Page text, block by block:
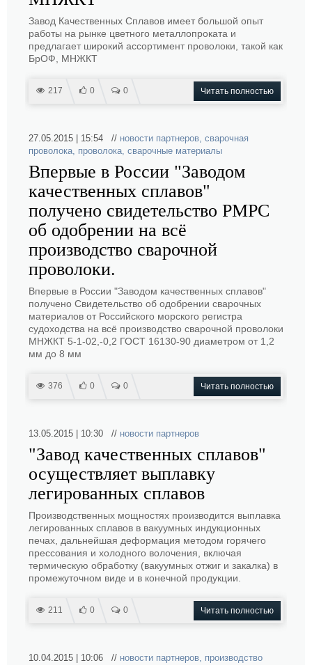
Завод Качественных Сплавов имеет большой опыт
работы на рынке цветного металлопроката и
предлагает широкий ассортимент проволоки, такой как
БрОФ, МНЖКТ
217 0 0 Читать полностью
27.05.2015 | 15:54 // новости партнеров, сварочная
проволока, проволока, сварочные материалы
Впервые в России "Заводом
качественных сплавов"
получено свидетельство РМРС
об одобрении на всё
производство сварочной
проволоки.
Впервые в России "Заводом качественных сплавов"
получено Свидетельство об одобрении сварочных
материалов от Российского морского регистра
судоходства на всё производство сварочной проволоки
МНЖКТ 5-1-02,-0,2 ГОСТ 16130-90 диаметром от 1,2
мм до 8 мм
376 0 0 Читать полностью
13.05.2015 | 10:30 // новости партнеров
"Завод качественных сплавов"
осуществляет выплавку
легированных сплавов
Производственных мощностях производится выплавка
легированных сплавов в вакуумных индукционных
печах, дальнейшая деформация методом горячего
прессования и холодного волочения, включая
термическую обработку (вакуумных отжиг и закалка) в
промежуточном виде и в конечной продукции.
211 0 0 Читать полностью
10.04.2015 | 10:06 // новости партнеров, производство